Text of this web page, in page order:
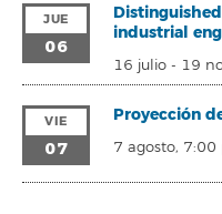
JUE
06
industrial
16 julio- 19
VIE
07
Proyección
7 agosto, 7:00